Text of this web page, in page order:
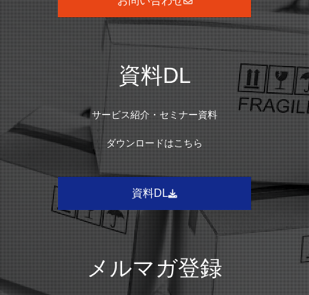
資料DL
サービス紹介・セミナー資料
ダウンロードはこちら
資料DL
メルマガ登録